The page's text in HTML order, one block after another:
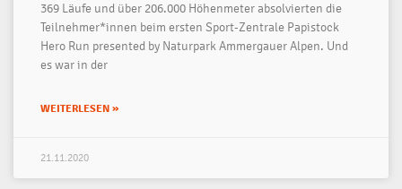
369 Läufe und über 206.000 Höhenmeter absolvierten die
Teilnehmer*innen beim ersten Sport-Zentrale Papistock
Hero Run presented by Naturpark Ammergauer Alpen. Und
es war in der
WEITERLESEN »
21.11.2020